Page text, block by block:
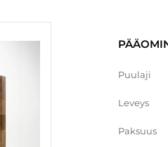
Puulaji
Leveys
Paksuus